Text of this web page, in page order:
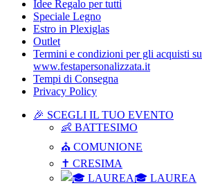
Idee Regalo per tutti
Speciale Legno
Estro in Plexiglas
Outlet
Termini e condizioni per gli acquisti su
www.festapersonalizzata.it
Tempi di Consegna
Privacy Policy
🎉 SCEGLI IL TUO EVENTO
👶 BATTESIMO
⛪ COMUNIONE
✝ CRESIMA
🎓 LAUREA